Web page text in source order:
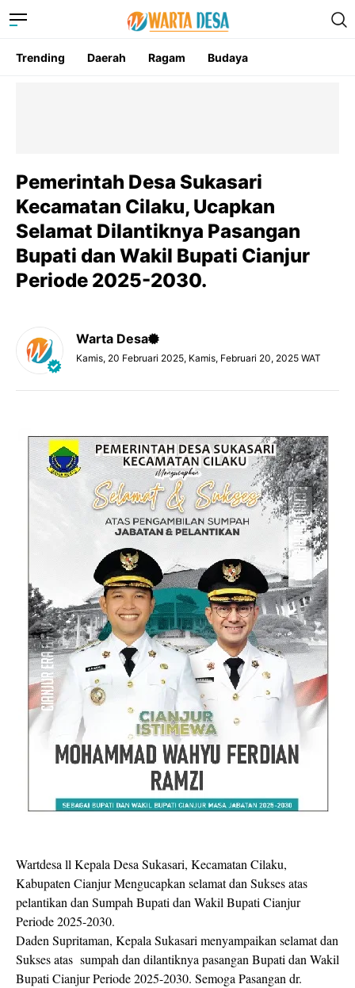
Trending Daerah Ragam Budaya
Pemerintah Desa Sukasari
Kecamatan Cilaku, Ucapkan
Selamat Dilantiknya Pasangan
Bupati dan Wakil Bupati Cianjur
Periode 2025-2030.
Warta Desa
Kamis, 20 Februari 2025, Kamis, Februari 20, 2025 WAT
Wartdesa ll Kepala Desa Sukasari, Kecamatan Cilaku,
Kabupaten Cianjur Mengucapkan selamat dan Sukses atas
pelantikan dan Sumpah Bupati dan Wakil Bupati Cianjur
Periode 2025-2030.
Daden Supritaman, Kepala Sukasari menyampaikan selamat dan
Sukses atas sumpah dan dilantiknya pasangan Bupati dan Wakil
Bupati Cianjur Periode 2025-2030. Semoga Pasangan dr.